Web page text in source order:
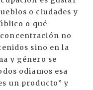
o ciudades y
o qué
no
sino en la
y género se
odiamos esa
un producto” y